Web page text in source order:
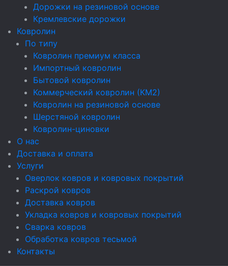
Дорожки на резиновой основе
Кремлевские дорожки
Ковролин
По типу
Ковролин премиум класса
Импортный ковролин
Бытовой ковролин
Коммерческий ковролин (КМ2)
Ковролин на резиновой основе
Шерстяной ковролин
Ковролин-циновки
О нас
Доставка и оплата
Услуги
Оверлок ковров и ковровых покрытий
Раскрой ковров
Доставка ковров
Укладка ковров и ковровых покрытий
Сварка ковров
Обработка ковров тесьмой
Контакты